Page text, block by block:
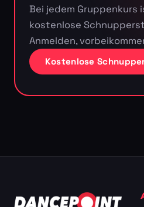
Bei jedem Gruppenkurs
kostenlose
Anmelden,
Kostenlose